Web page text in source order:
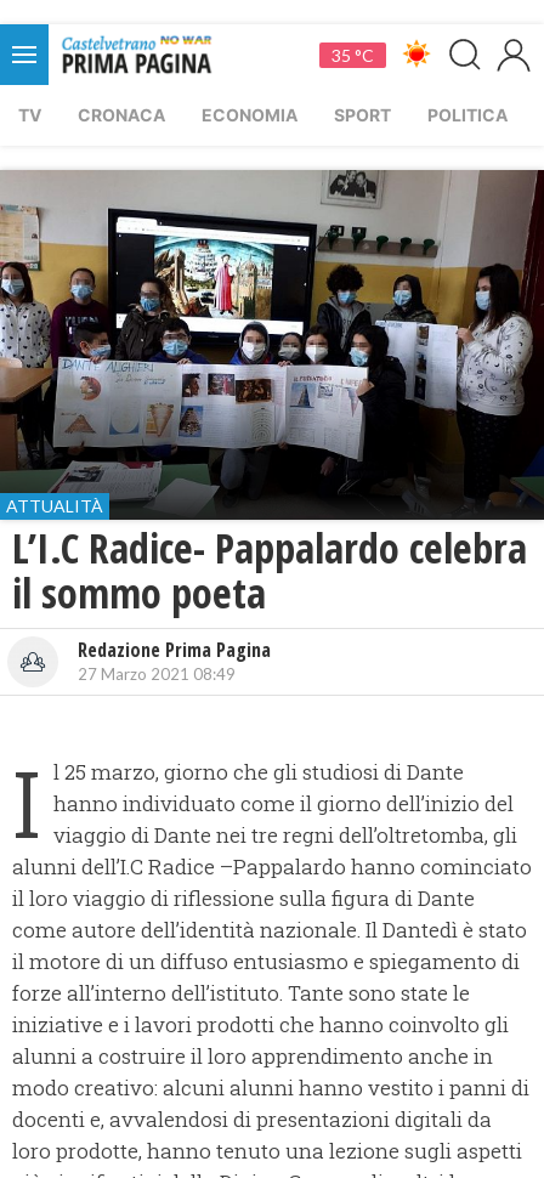
35 °C
TV CRONACA ECONOMIA SPORT POLITICA
ATTUALITÀ
L’I.C Radice- Pappalardo celebra
il sommo poeta
Redazione Prima Pagina
27 Marzo 2021 08:49
I l 25 marzo, giorno che gli studiosi di Dante
hanno individuato come il giorno dell’inizio del
viaggio di Dante nei tre regni dell’oltretomba, gli
alunni dell’I.C Radice –Pappalardo hanno cominciato
il loro viaggio di riflessione sulla figura di Dante
come autore dell’identità nazionale. Il Dantedì è stato
il motore di un diffuso entusiasmo e spiegamento di
forze all’interno dell’istituto. Tante sono state le
iniziative e i lavori prodotti che hanno coinvolto gli
alunni a costruire il loro apprendimento anche in
modo creativo: alcuni alunni hanno vestito i panni di
docenti e, avvalendosi di presentazioni digitali da
loro prodotte, hanno tenuto una lezione sugli aspetti